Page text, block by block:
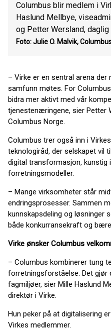
Columbus blir medlem i
Haslund Mellbye,
og Petter Wersland,
Foto: Julie O. Malvik,
– Virke er en sentral arena
samfunn møtes. For
bidra mer aktivt med vår
tjenestenæringene, sier Petter
Columbus Norge.
Columbus trer også inn i Virkes
teknologiråd, der selskapet vil
digital transformasjon, kunstig
forretningsmodeller.
– Mange virksomheter står
endringsprosesser. Sammen
kunnskapsdeling og løsninger
både konkurransekraft og
Virke ønsker Columbus
– Columbus kombinerer tung
forretningsforståelse. Det gjør
fagmiljøer, sier Mille Haslund
direktør i Virke.
Hun peker på at digitalisering
Virkes medlemmer.